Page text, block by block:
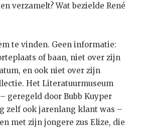
verzamelt? Wat bezielde René
te vinden. Geen informatie:
of baan, niet over zijn
en ook niet over zijn
Het Literatuurmuseum
geregeld door Bubb Kuyper
zelf ook jarenlang klant was –
met zijn jongere zus Elize, die